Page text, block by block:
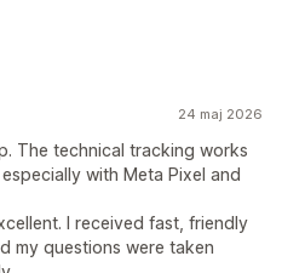
24 maj 2026
The technical tracking works
with Meta Pixel and
I received fast, friendly
my questions were taken